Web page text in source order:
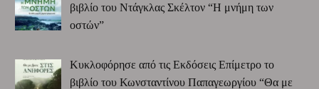
βιβλίο του Ντάγκλας Σκέλτον “Η μνήμη των
οστών”
Κυκλοφόρησε από τις Εκδόσεις Επίμετρο το
βιβλίο του Κωνσταντίνου Παπαγεωργίου “Θα με